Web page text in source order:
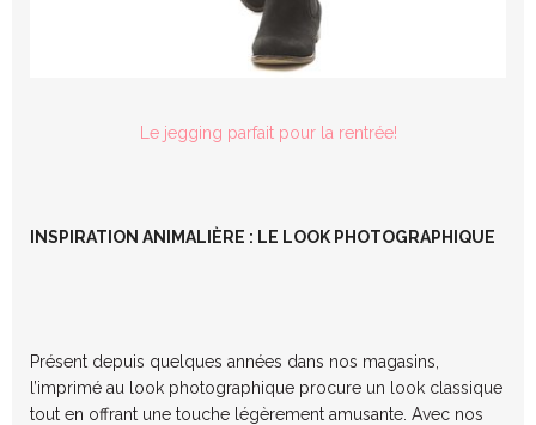
Le jegging parfait pour la rentrée!
INSPIRATION ANIMALIÈRE : LE LOOK PHOTOGRAPHIQUE
Présent depuis quelques années dans nos magasins,
l’imprimé au look photographique procure un look classique
tout en offrant une touche légèrement amusante. Avec nos